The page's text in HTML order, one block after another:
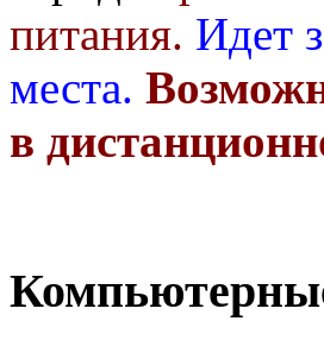
питания. Идет
места.
в